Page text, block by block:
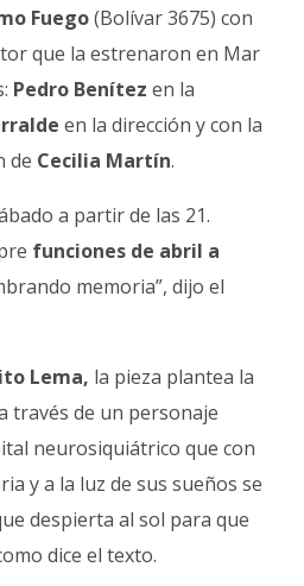
Fuego(Bolívar 3675) con
que la estrenaron en Mar
Pedro Benítez en la
en la dirección y con la
de Cecilia Martín.
a partir de las 21.
funciones de abril a
memoria”, dijo el
Lema, la pieza plantea la
través de un personaje
neurosiquiátrico que con
y a la luz de sus sueños se
despierta al sol para que
dice el texto.